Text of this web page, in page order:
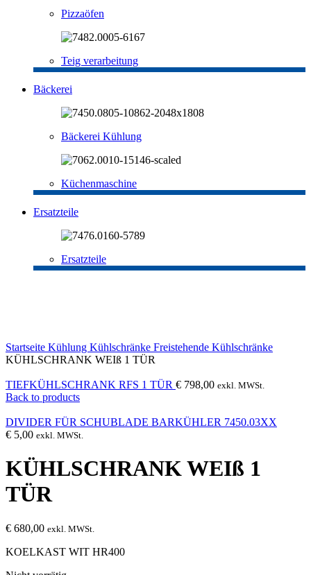
Pizzaöfen
Teig verarbeitung
Bäckerei
Bäckerei Kühlung
Küchenmaschine
Ersatzteile
Ersatzteile
Startseite Kühlung Kühlschränke Freistehende Kühlschränke
KÜHLSCHRANK WEIß 1 TÜR
TIEFKÜHLSCHRANK RFS 1 TÜR € 798,00 exkl. MWSt.
Back to products
DIVIDER FÜR SCHUBLADE BARKÜHLER 7450.03XX
€ 5,00 exkl. MWSt.
KÜHLSCHRANK WEIß 1
TÜR
€ 680,00 exkl. MWSt.
KOELKAST WIT HR400